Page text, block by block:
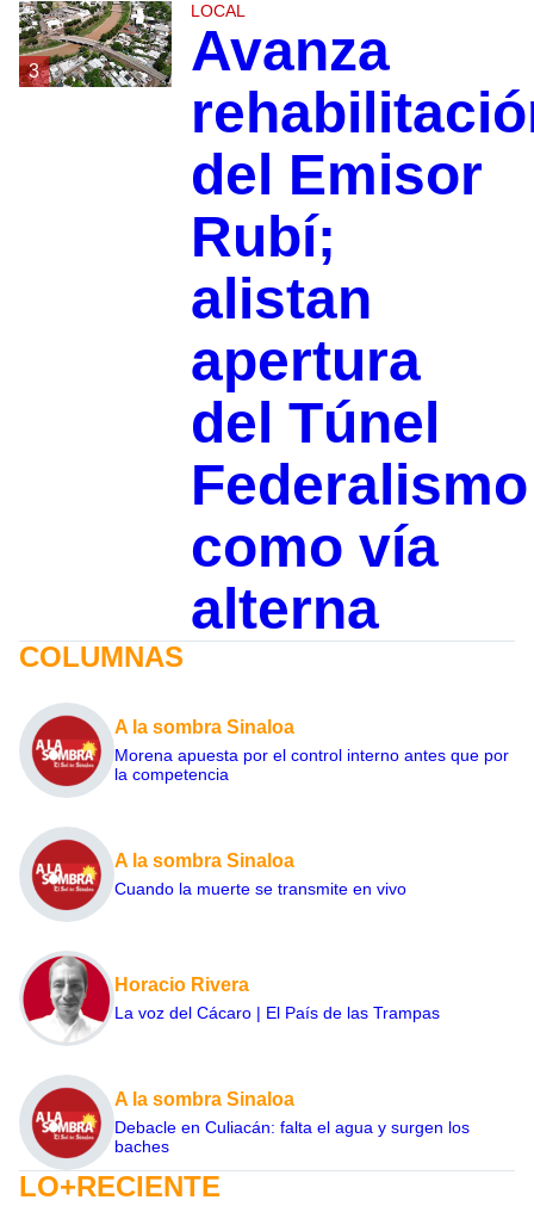
3
LOCAL
Avanza
del Emisor
Rubí;
alistan
apertura
del Túnel
Federalismo
como vía
alterna
COLUMNAS
A la sombra Sinaloa
Morena apuesta por el control interno antes que por
la competencia
A la sombra Sinaloa
Cuando la muerte se transmite en vivo
Horacio Rivera
La voz del Cácaro | El País de las Trampas
A la sombra Sinaloa
Debacle en Culiacán: falta el agua y surgen los
baches
LO+RECIENTE